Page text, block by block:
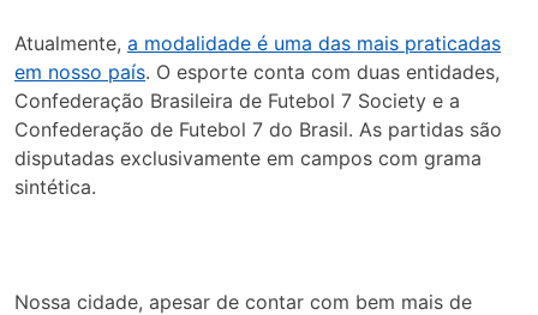
Atualmente, a modalidade é uma das mais praticadas
em nosso país. O esporte conta com duas entidades,
Confederação Brasileira de Futebol 7 Society e a
Confederação de Futebol 7 do Brasil. As partidas são
disputadas exclusivamente em campos com grama
sintética.
Nossa cidade, apesar de contar com bem mais de